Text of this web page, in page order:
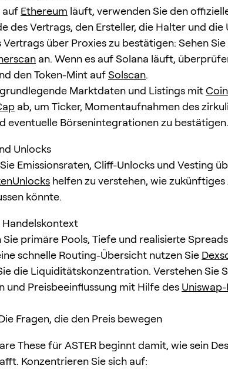
auf Ethereum läuft, verwenden Sie den
des Vertrags, den Ersteller, die Halter und die
Vertrags über Proxies zu bestätigen: Sehen
an. Wenn es auf Solana läuft,
den Token-Mint aufSolscan.
Marktdaten und Listings mit
ab, um Ticker, Momentaufnahmen des
eventuelle Börsenintegrationen zu bestätigen.
Unlocks
Emissionsraten, Cliff-Unlocks und Vesting
helfen zu verstehen, wie
könnte.
primäre Pools, Tiefe und realisierte Spreads
schnelle Routing-Übersicht nutzen Sie
die Liquiditätskonzentration. Verstehen Sie
und Preisbeeinflussung mit Hilfe des
Fragen, die den Preis bewegen
These für ASTER beginnt damit, wie sein
Konzentrieren Sie sich auf: